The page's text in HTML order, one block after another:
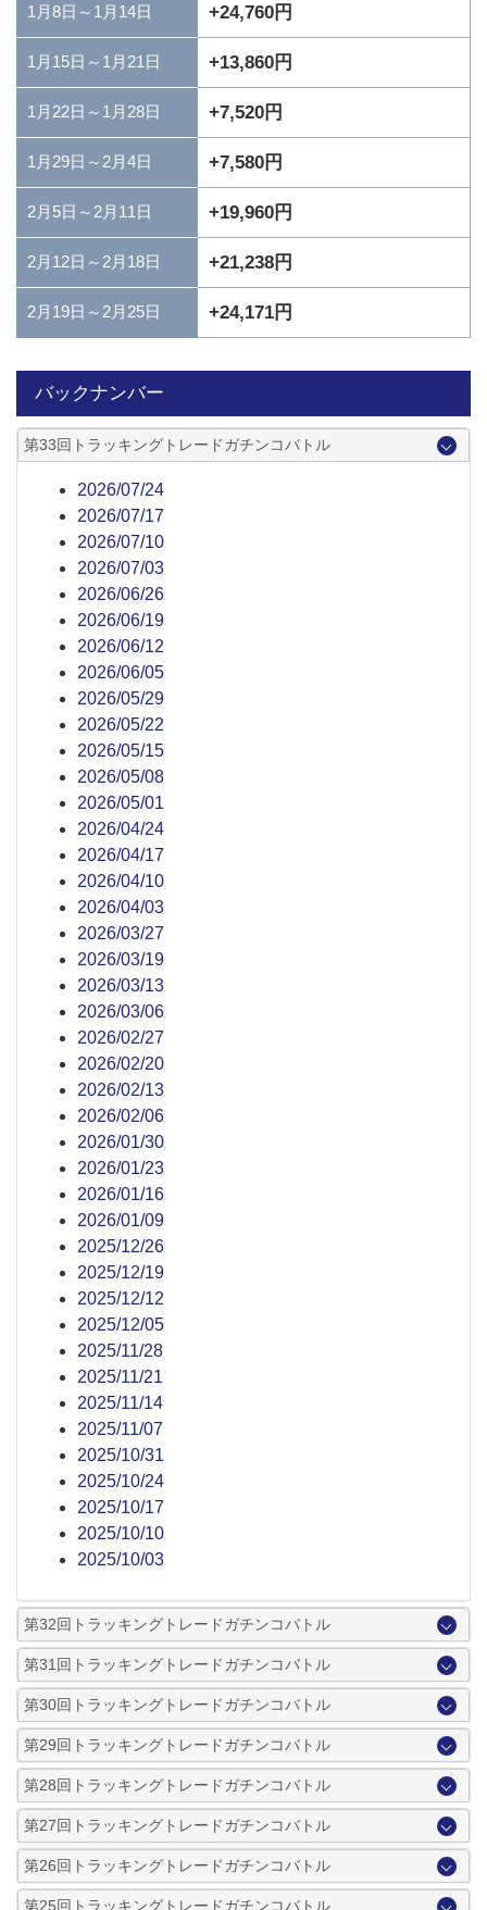
1月8日～1月14日 +24,760円
1月15日～1月21日 +13,860円
1月22日～1月28日 +7,520円
1月29日～2月4日 +7,580円
2月5日～2月11日 +19,960円
2月12日～2月18日 +21,238円
2月19日～2月25日 +24,171円
バックナンバー
第33回トラッキングトレードガチンコバトル
2026/07/24
2026/07/17
2026/07/10
2026/07/03
2026/06/26
2026/06/19
2026/06/12
2026/06/05
2026/05/29
2026/05/22
2026/05/15
2026/05/08
2026/05/01
2026/04/24
2026/04/17
2026/04/10
2026/04/03
2026/03/27
2026/03/19
2026/03/13
2026/03/06
2026/02/27
2026/02/20
2026/02/13
2026/02/06
2026/01/30
2026/01/23
2026/01/16
2026/01/09
2025/12/26
2025/12/19
2025/12/12
2025/12/05
2025/11/28
2025/11/21
2025/11/14
2025/11/07
2025/10/31
2025/10/24
2025/10/17
2025/10/10
2025/10/03
第32回トラッキングトレードガチンコバトル
第31回トラッキングトレードガチンコバトル
第30回トラッキングトレードガチンコバトル
第29回トラッキングトレードガチンコバトル
第28回トラッキングトレードガチンコバトル
第27回トラッキングトレードガチンコバトル
第26回トラッキングトレードガチンコバトル
第25回トラッキングトレードガチンコバトル